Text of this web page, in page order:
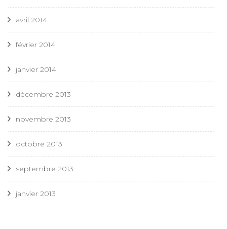
avril 2014
février 2014
janvier 2014
décembre 2013
novembre 2013
octobre 2013
septembre 2013
janvier 2013